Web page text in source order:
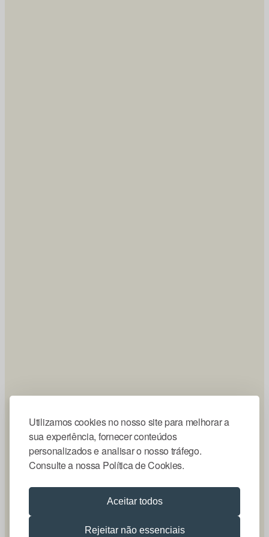
Utilizamos cookies no nosso site para melhorar a
sua experiência, fornecer conteúdos
personalizados e analisar o nosso tráfego.
Consulte a nossa Política de Cookies.
Aceitar todos
Rejeitar não essenciais